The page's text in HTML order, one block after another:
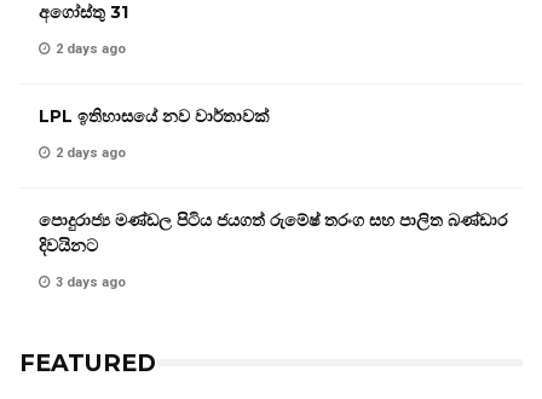
අගෝස්තු 31
2 days ago
LPL ඉතිහාසයේ නව වාර්තාවක්
2 days ago
පොදුරාජ්‍ය මණ්ඩල පිටිය ජයගත් රුමේෂ් තරංග සහ පාලිත බණ්ඩාර
දිවයිනට
3 days ago
FEATURED